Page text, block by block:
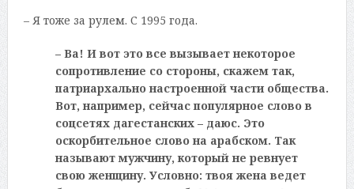
– Я тоже за рулем. С 1995 года.
– Ва! И вот это все вызывает некоторое
сопротивление со стороны, скажем так,
патриархально настроенной части общества.
Вот, например, сейчас популярное слово в
соцсетях дагестанских – даюс. Это
оскорбительное слово на арабском. Так
называют мужчину, который не ревнует
свою женщину. Условно: твоя жена ведет